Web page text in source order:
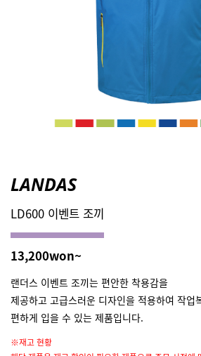
LANDAS
LD600 이벤트 조끼
13,200won~
랜더스 이벤트 조끼는 편안한 착용감을
제공하고 고급스러운 디자인을 적용하여 작업
편하게 입을 수 있는 제품입니다.
※재고 현황